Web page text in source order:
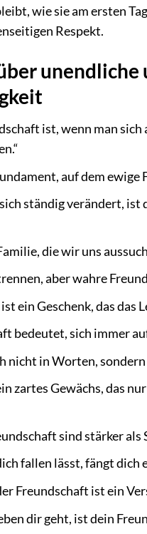
wie sie am ersten
Respekt.
ist, wenn man
auf dem ewige
ständig verändert,
die wir uns
aber wahre
ein Geschenk, das das
bedeutet, sich immer
nicht in Worten,
zartes Gewächs, das
sind stärker
fallen lässt, fängt dich
Freundschaft ist ein
dir geht, ist dein